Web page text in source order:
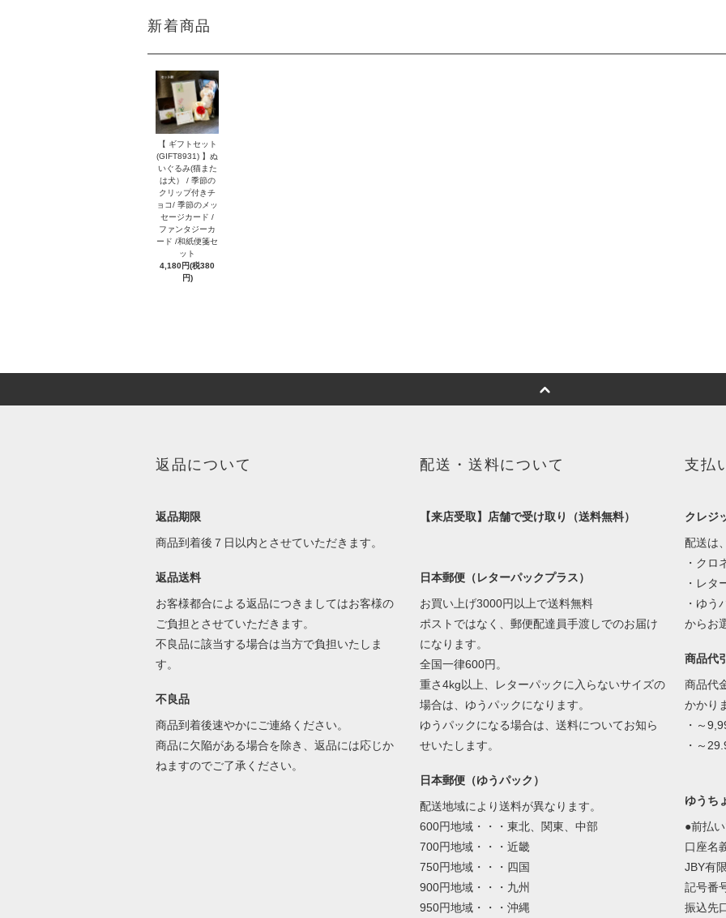
新着商品
【 ギフトセット
(GIFT8931) 】ぬ
いぐるみ(猫また
は犬） / 季節の
クリップ付きチ
ョコ/ 季節のメッ
セージカード /
ファンタジーカ
ード /和紙便箋セ
ット
4,180円(税380
円)
返品について
返品期限
商品到着後７日以内とさせていただきます。
返品送料
お客様都合による返品につきましてはお客様の
ご負担とさせていただきます。
不良品に該当する場合は当方で負担いたしま
す。
不良品
商品到着後速やかにご連絡ください。
商品に欠陥がある場合を除き、返品には応じか
ねますのでご了承ください。
配送・送料について
【来店受取】店舗で受け取り（送料無料）
日本郵便（レターパックプラス）
お買い上げ3000円以上で送料無料
ポストではなく、郵便配達員手渡しでのお届け
になります。
全国一律600円。
重さ4kg以上、レターパックに入らないサイズの
場合は、ゆうパックになります。
ゆうパックになる場合は、送料についてお知ら
せいたします。
日本郵便（ゆうパック）
配送地域により送料が異なります。
600円地域・・・東北、関東、中部
700円地域・・・近畿
750円地域・・・四国
900円地域・・・九州
950円地域・・・沖縄
支払
クレジ
配送は
・クロ
・レタ
・ゆう
からお
商品代
商品代
かかり
・～
・～
ゆうち
●前払
口座名
JBY有
記号番
振込先